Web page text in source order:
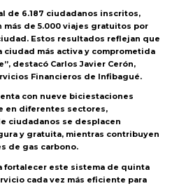
de 6.187 ciudadanos inscritos,
de 5.000 viajes gratuitos por
Estos resultados reflejan que
ciudad más activa y comprometida
destacó Carlos Javier Cerón,
Financieros de Infibagué.
con nueve biciestaciones
en diferentes sectores,
ciudadanos se desplacen
y gratuita, mientras contribuyen
de gas carbono.
fortalecer este sistema de quinta
cada vez más eficiente para